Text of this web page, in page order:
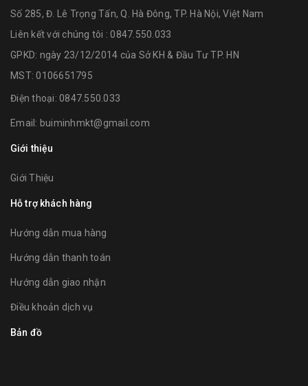
Số 285, Đ. Lê Trọng Tấn, Q. Hà Đông, TP. Hà Nội, Việt Nam
Liên kết với chúng tôi : 0847.550.033
GPKD: ngày 23/12/2014 của Sở KH & Đầu Tư TP. HN
MST: 0106651795
Điện thoại: 0847.550.033
Email: buiminhmkt@gmail.com
Giới thiệu
Giới Thiệu
Hỗ trợ khách hàng
Hướng dẫn mua hàng
Hướng dẫn thanh toán
Hướng dẫn giao nhận
Điều khoản dịch vụ
Bản đồ